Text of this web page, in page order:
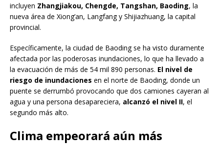
incluyen Zhangjiakou, Chengde, Tangshan, Baoding, la
nueva área de Xiong’an, Langfang y Shijiazhuang, la capital
provincial.
Específicamente, la ciudad de Baoding se ha visto duramente
afectada por las poderosas inundaciones, lo que ha llevado a
la evacuación de más de 54 mil 890 personas. El nivel de
riesgo de inundaciones en el norte de Baoding, donde un
puente se derrumbó provocando que dos camiones cayeran al
agua y una persona desapareciera, alcanzó el nivel II, el
segundo más alto.
Clima empeorará aún más